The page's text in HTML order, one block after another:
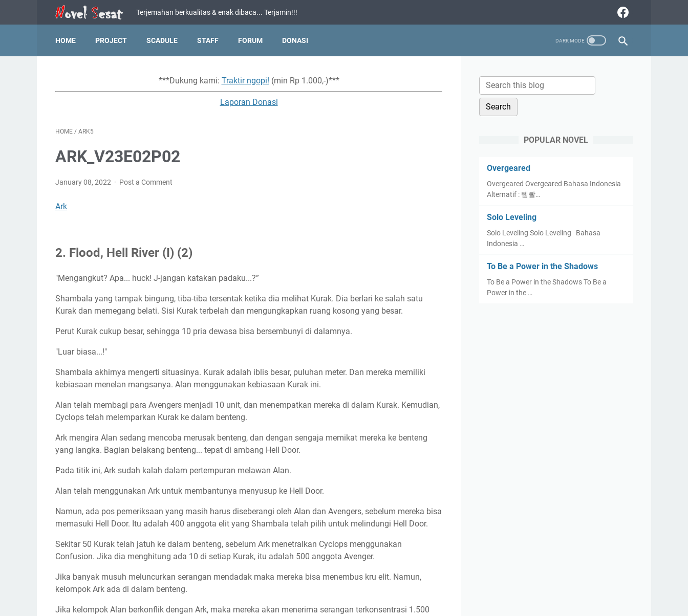
Terjemahan berkualitas & enak dibaca... Terjamin!!!
HOME PROJECT SCADULE STAFF FORUM DONASI
***Dukung kami: Traktir ngopi! (min Rp 1.000,-)***
Laporan Donasi
HOME / ARK5
ARK_V23E02P02
January 08, 2022 Post a Comment
Ark
2. Flood, Hell River (I) (2)
"Mengangkut? Apa... huck! J-jangan katakan padaku...?”
Shambala yang tampak bingung, tiba-tiba tersentak ketika dia melihat Kurak. Dia berlari ke salah satu
Kurak dan memegang belati. Sisi Kurak terbelah dan mengungkapkan ruang kosong yang besar.
Perut Kurak cukup besar, sehingga 10 pria dewasa bisa bersembunyi di dalamnya.
"Luar biasa...!"
Shambala akhirnya mengerti situasinya. Kurak adalah iblis besar, puluhan meter. Dan mereka memiliki
kebiasaan menelan mangsanya. Alan menggunakan kebiasaan Kurak ini.
Alan telah membagi para Avengers menjadi 10 unit, dan menempatkan mereka di dalam Kurak. Kemudian,
Cyclops telah melemparkan Kurak ke dalam benteng.
Ark mengira Alan sedang mencoba merusak benteng, dan dengan sengaja memikat mereka ke benteng
yang langka. Bagian belakang benteng... tepat di ambang Hell Door.
Pada titik ini, Ark sudah kalah dalam pertempuran melawan Alan.
Alan telah menggunakan Ark untuk membantunya menyusup ke Hell Door.
Namun, ada pos pemeriksaan yang masih harus diseberangi oleh Alan dan Avengers, sebelum mereka bisa
memasuki Hell Door. Itu adalah 400 anggota elit yang Shambala telah pilih untuk melindungi Hell Door.
Sekitar 50 Kurak telah jatuh ke dalam benteng, sebelum Ark menetralkan Cyclops menggunakan
Confusion. Jika dia menghitung ada 10 di setiap Kurak, itu adalah 500 anggota Avenger.
Jika banyak musuh meluncurkan serangan mendadak maka mereka bisa menembus kru elit. Namun,
kelompok Ark ada di dalam benteng.
Jika kelompok Alan berkonflik dengan Ark, maka mereka akan menerima serangan terkonsentrasi 1.500
POPULAR NOVEL
Overgeared
Overgeared Overgeared Bahasa Indonesia
Alternatif : 템빨…
Solo Leveling
Solo Leveling Solo Leveling Bahasa
Indonesia …
To Be a Power in the Shadows
To Be a Power in the Shadows To Be a
Power in the …